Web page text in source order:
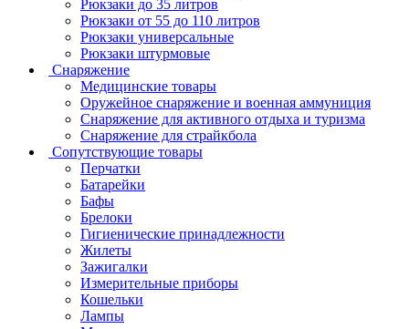
Рюкзаки до 35 литров
Рюкзаки от 55 до 110 литров
Рюкзаки универсальные
Рюкзаки штурмовые
Снаряжение
Медицинские товары
Оружейное снаряжение и военная аммуниция
Снаряжение для активного отдыха и туризма
Снаряжение для страйкбола
Сопутствующие товары
Перчатки
Батарейки
Бафы
Брелоки
Гигиенические принадлежности
Жилеты
Зажигалки
Измерительные приборы
Кошельки
Лампы